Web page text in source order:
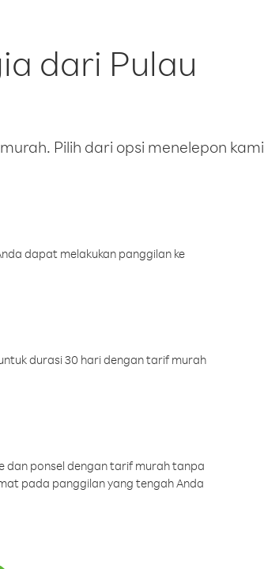
dari Pulau
Pilih dari opsi menelepon kami
dapat melakukan panggilan ke
durasi 30 hari dengan tarif murah
dan ponsel dengan tarif murah tanpa
pada panggilan yang tengah Anda